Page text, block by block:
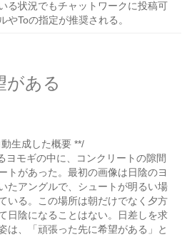
る状況でもチャットワークに投稿可
Toの指定が推奨される。
がある
生成した概要 **/
ヨモギの中に、コンクリートの隙間
トがあった。最初の画像は日陰のヨ
たアングルで、シュートが明るい場
いる。この場所は朝だけでなく夕方
日陰になることはない。日差しを求
は、「頑張った先に希望がある」と